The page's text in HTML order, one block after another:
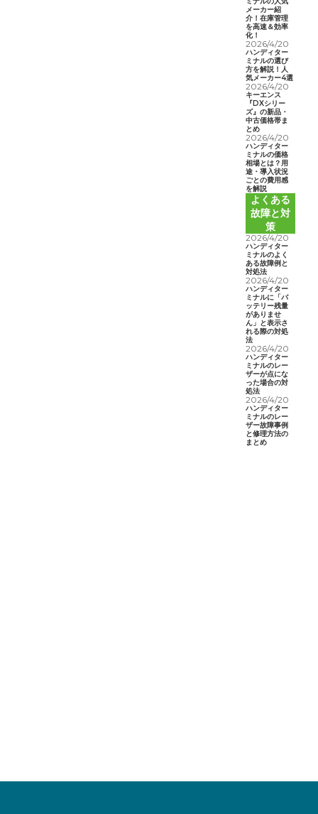
メーカー紹
介！在庫管理
を高速＆効率
化！
2026/4/20
ハンディター
ミナルの選び
方を解説！人
気メーカー4選
2026/4/20
キーエンス
『DXシリー
ズ』の新品・
中古価格帯ま
とめ
2026/4/20
ハンディター
ミナルの価格
相場とは？用
途・導入状況
ごとの費用感
を解説
よくある
故障と対
策
2026/4/20
ハンディター
ミナルのよく
ある故障例と
対処法
2026/4/20
ハンディター
ミナルに「バ
ッテリー残量
がありませ
ん」と表示さ
れる際の対処
法
2026/4/20
ハンディター
ミナルのレー
ザーが点にな
った場合の対
処法
2026/4/20
ハンディター
ミナルのレー
ザー故障事例
と修理方法の
まとめ